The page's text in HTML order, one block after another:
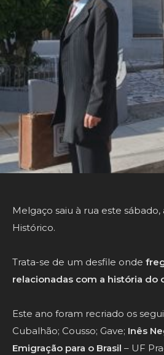
Melgaço saiu à rua este
Histórico.
Trata-se de um desfile onde
relacionadas com a história do
Este ano foram recriado os
Cubalhão; Cousso; Gave; Inês
Emigração para o Brasil – UF